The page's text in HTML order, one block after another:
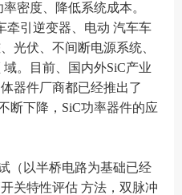
密度、降低系统成本。
牵引逆变器、电动 汽车车
光伏、不间断电源系统、
。目前、国内外SiC产业
器件厂商都已经推出了
断下降，SiC功率器件的应
（以半桥电路为基础已经
关特性评估 方法，双脉冲